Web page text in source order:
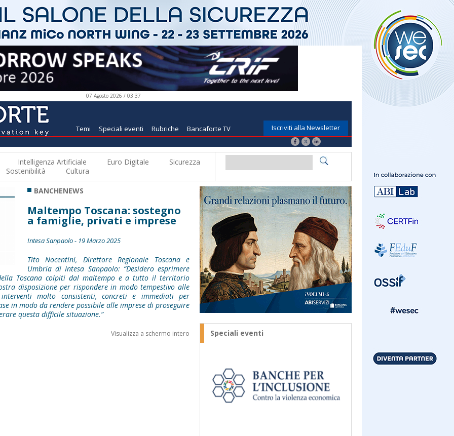
07 Agosto 2026 / 03:37
Temi Speciali eventi Rubriche Bancaforte TV Iscriviti alla Newsletter
Intelligenza Artificiale Euro Digitale
Sicurezza
Sostenibilità Cultura
BANCHENEWS
Maltempo Toscana: sostegno
a famiglie, privati e imprese
Intesa Sanpaolo - 19 Marzo 2025
Tito Nocentini, Direttore Regionale Toscana e
Umbria di Intesa Sanpaolo: “Desidero esprimere
Toscana colpiti dal maltempo e a tutto il territorio
disposizione per rispondere in modo tempestivo alle
molto consistenti, concreti e immediati per
in modo da rendere possibile alle imprese di proseguire
questa difficile situazione.”
Visualizza a schermo intero Speciali eventi